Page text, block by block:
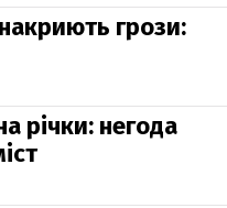
грози:
річки: негода